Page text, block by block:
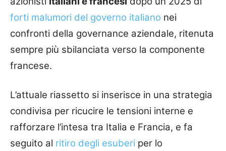
forti malumori del governo italiano nei
confronti della governance aziendale, ritenuta
sempre più sbilanciata verso la componente
francese.
L’attuale riassetto si inserisce in una strategia
condivisa per ricucire le tensioni interne e
rafforzare l’intesa tra Italia e Francia, e fa
seguito al ritiro degli esuberi per lo